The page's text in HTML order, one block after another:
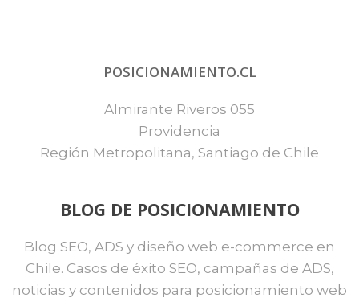
POSICIONAMIENTO.CL
Almirante Riveros 055
Providencia
Región Metropolitana, Santiago de Chile
BLOG DE POSICIONAMIENTO
Blog SEO, ADS y diseño web e-commerce en
Chile. Casos de éxito SEO, campañas de ADS,
noticias y contenidos para posicionamiento web